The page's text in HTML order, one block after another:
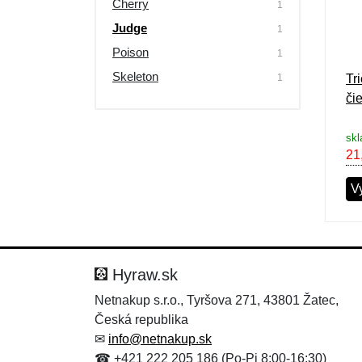
Cherry 1
Judge 1
Poison 1
Skeleton 1
Hyraw.sk
Netnakup s.r.o., Tyršova 271, 43801 Žatec,
Česká republika
✉ info@netnakup.sk
☎ +421 222 205 186 (Po-Pi 8:00-16:30)